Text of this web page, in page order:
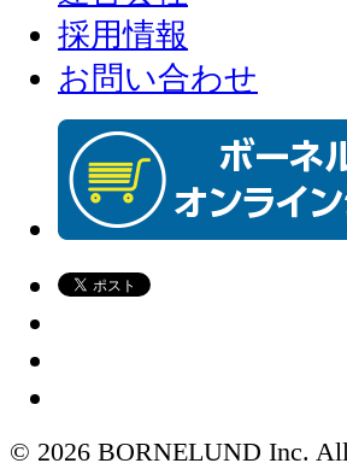
採用情報
お問い合わせ
© 2026 BORNELUND Inc.